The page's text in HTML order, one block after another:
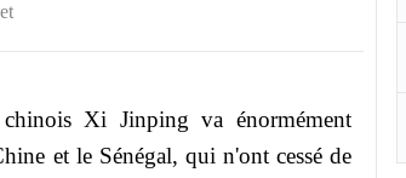
Xi Jinping va énormément
et le Sénégal, qui n'ont cessé de